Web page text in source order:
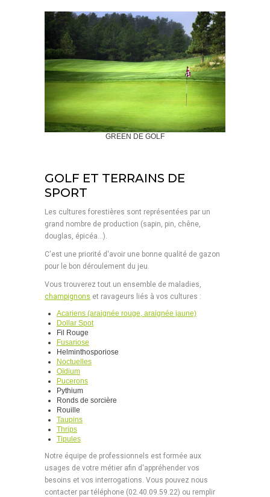
GREEN DE GOLF
GOLF ET TERRAINS DE
SPORT
Les cultures forestières sont représentées par un
grand nombre de production (sapin, pin, chêne,
douglas, épicéa...).
C'est une priorité d'avoir une bonne qualité de gazon
pour le bon déroulement du jeu.
Vous trouverez tout un ensemble de maladies,
champignons et ravageurs liés à vos cultures :
Acariens (araignée rouge, araignée jaune)
Dollar Spot
Fil Rouge
Fusariose
Helminthosporiose
Noctuelles
Oïdium
Pucerons
Pythium
Ronds de sorcière
Rouille
Taupins
Thrips
Tipules
Notre équipe de professionnels est formée aux
usages de votre métier afin d'appréhender vos
besoins et vos interrogations. Vous pouvez nous
contacter par téléphone (02.40.09.59.22) ou remplir